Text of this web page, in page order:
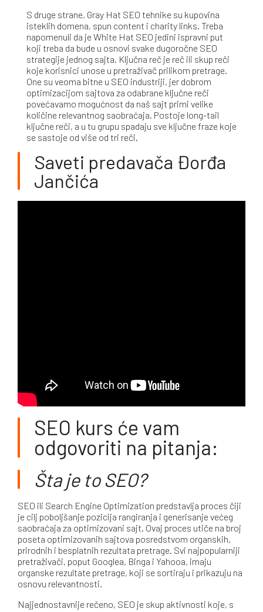
S druge strane, Gray Hat SEO tehnike su kupovina
isteklih domena, spun content i charity links. Treba
napomenuli da je White Hat SEO jedini ispravni put
koji treba da bude u osnovi svake dugoročne SEO
strategije jednog sajta. Ključna reč je reč ili skup reči
koje korisnici unose u pretraživač prilikom pretrage.
One su veoma bitne u SEO industriji, jer dobrom
optimizacijom sajtova za odabrane ključne reči
povećavamo mogućnost da naš sajt primi velike
količine relevantnog saobraćaja. Postoje long-tail
ključne reči, a u tu grupu spadaju sve ključne fraze koje
se sastoje od više od tri reči.
Saveti predavača Đorđa
Jančića
SEO kurs će vam
odgovoriti na pitanja:
Šta je to SEO?
SEO ili Search Engine Optimization predstavlja proces čiji
je cilj poboljšanje pozicija rangiranja i generisanje većeg
saobraćaja za optimizovani sajt. Ovaj proces utiče na broj
poseta optimizovanih sajtova posredstvom organskih,
prirodnih i besplatnih rezultata pretrage. Svi najpopularniji
pretraživači, poput Googlea, Binga i Yahooa, imaju
organske rezultate pretrage, koji se sortiraju i prikazuju na
osnovu relevantnosti.
Najjednostavnije rečeno, SEO je skup aktivnosti koje, s